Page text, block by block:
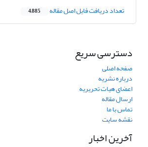
تعداد دریافت فایل اصل مقاله 4,885
دسترسی سریع
صفحه اصلی
درباره نشریه
اعضای هیات تحریریه
ارسال مقاله
تماس با ما
نقشه سایت
آخرین اخبار